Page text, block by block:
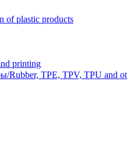
of plastic products
printing
TPE, TPV, TPU and